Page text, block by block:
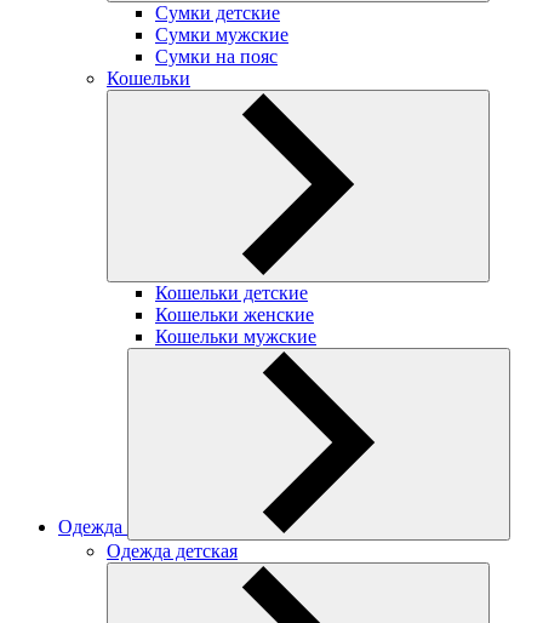
Сумки детские
Сумки мужские
Сумки на пояс
Кошельки
Кошельки детские
Кошельки женские
Кошельки мужские
Одежда
Одежда детская